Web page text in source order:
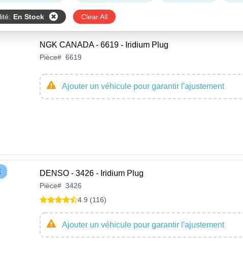
: En Stock Clear All
NGK CANADA - 6619 - Iridium Plug
Pièce# 6619
Ajouter un véhicule pour garantir l'ajustement
DENSO - 3426 - Iridium Plug
Pièce# 3426
4.9 (116)
Ajouter un véhicule pour garantir l'ajustement